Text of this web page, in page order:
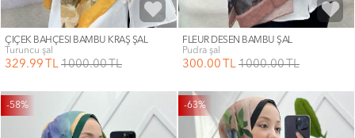
ÇİÇEK BAHÇESİ BAMBU KRAŞ ŞAL
turuncu şal
329.99 TL 1000.00TL
FLEUR DESEN BAMBU ŞAL
pudra şal
300.00 TL 1000.00TL
-58% -63%